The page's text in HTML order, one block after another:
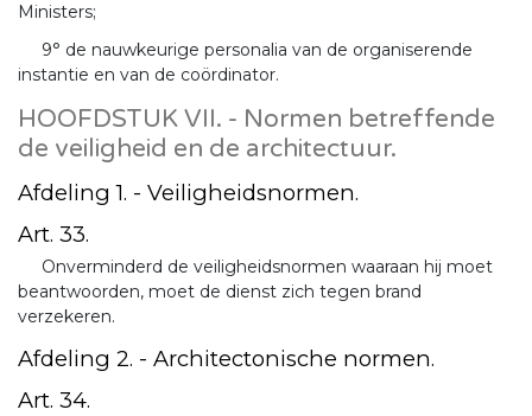
Ministers;
9° de nauwkeurige personalia van de organiserende
instantie en van de coördinator.
HOOFDSTUK VII. - Normen betreffende
de veiligheid en de architectuur.
Afdeling 1. - Veiligheidsnormen.
Art. 33.
Onverminderd de veiligheidsnormen waaraan hij moet
beantwoorden, moet de dienst zich tegen brand
verzekeren.
Afdeling 2. - Architectonische normen.
Art. 34.